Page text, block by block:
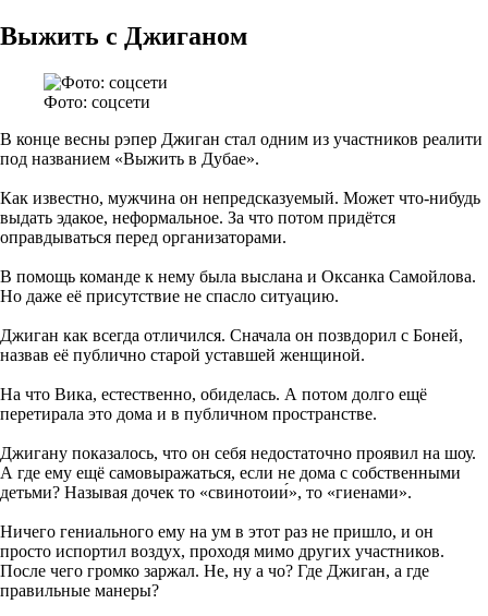
Выжить с Джиганом
Фото: соцсети
В конце весны рэпер Джиган стал одним из участников реалити
под названием «Выжить в Дубае».
Как известно, мужчина он непредсказуемый. Может что-нибудь
выдать эдакое, неформальное. За что потом придётся
оправдываться перед организаторами.
В помощь команде к нему была выслана и Оксанка Самойлова.
Но даже её присутствие не спасло ситуацию.
Джиган как всегда отличился. Сначала он позвдорил с Боней,
назвав её публично старой уставшей женщиной.
На что Вика, естественно, обиделась. А потом долго ещё
перетирала это дома и в публичном пространстве.
Джигану показалось, что он себя недостаточно проявил на шоу.
А где ему ещё самовыражаться, если не дома с собственными
детьми? Называя дочек то «свинотоии́», то «гиенами».
Ничего гениального ему на ум в этот раз не пришло, и он
просто испортил воздух, проходя мимо других участников.
После чего громко заржал. Не, ну а чо? Где Джиган, а где
правильные манеры?